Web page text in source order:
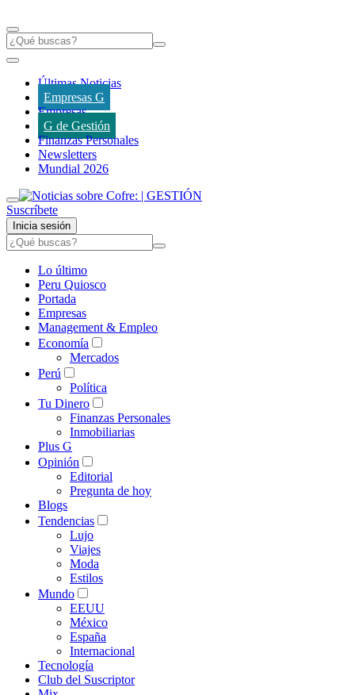
Últimas Noticias
Empresas G
Empresas
G de Gestión
Finanzas Personales
Newsletters
Mundial 2026
Suscríbete
Inicia sesión
Lo último
Peru Quiosco
Portada
Empresas
Management & Empleo
Economía
Mercados
Perú
Política
Tu Dinero
Finanzas Personales
Inmobiliarias
Plus G
Opinión
Editorial
Pregunta de hoy
Blogs
Tendencias
Lujo
Viajes
Moda
Estilos
Mundo
EEUU
México
España
Internacional
Tecnología
Club del Suscriptor